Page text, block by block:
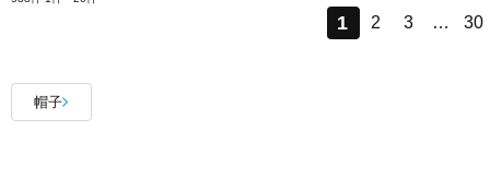
1 2 3 … 30
帽子